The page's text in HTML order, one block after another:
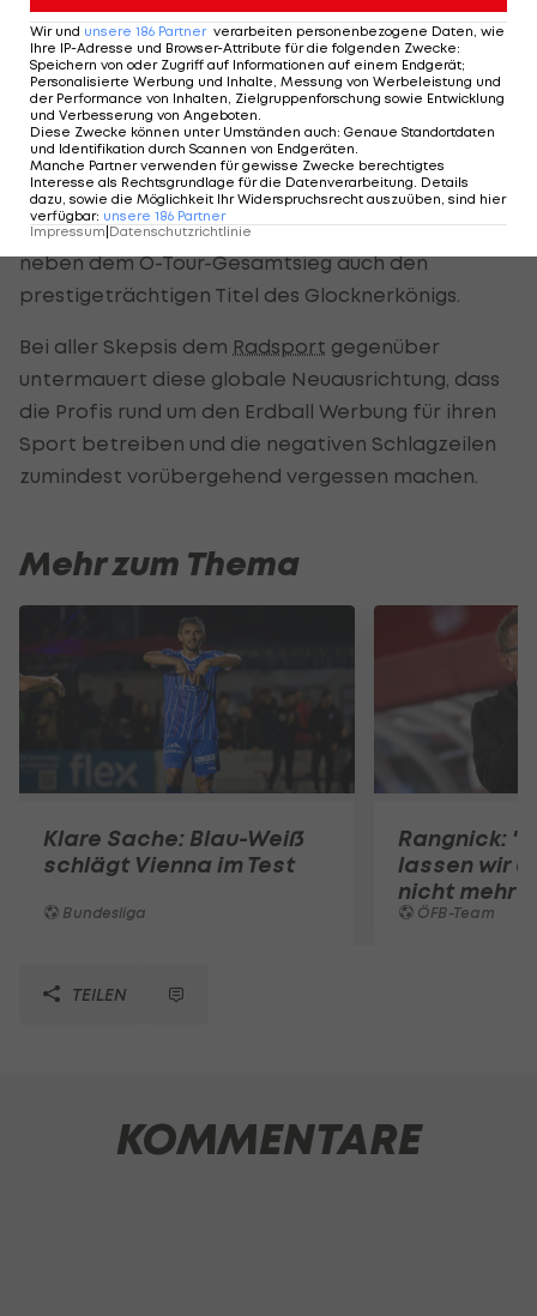
französischen Alpen das berühmte weiße Trikot
mit den roten Punkten. Kessiakoff gewann im
Vorjahr übrigens als erster Schwede die
Österreich-Radrundfahrt.
Dazu passt, dass heuer, bei der 64. Auflage des
heimischen Klassikers, ein Däne die Nachfolge des
32-Jährigen antrat. Jakob Fuglsang sicherte sich
neben dem Ö-Tour-Gesamtsieg auch den
prestigeträchtigen Titel des Glocknerkönigs.
Bei aller Skepsis dem Radsport gegenüber
untermauert diese globale Neuausrichtung, dass
die Profis rund um den Erdball Werbung für ihren
Sport betreiben und die negativen Schlagzeilen
zumindest vorübergehend vergessen machen.
Mehr zum Thema
Klare Sache: Blau-Weiß
schlägt Vienna im Test
Bundesliga
Rangnick:
lassen wir
nicht mehr
ÖFB-Team
TEILEN
KOMMENTARE
Wir und unsere 186 Partner verarbeiten personenbezogene Daten, wie
Ihre IP-Adresse und Browser-Attribute für die folgenden Zwecke:
Speichern von oder Zugriff auf Informationen auf einem Endgerät;
Personalisierte Werbung und Inhalte, Messung von Werbeleistung und
der Performance von Inhalten, Zielgruppenforschung sowie Entwicklung
und Verbesserung von Angeboten
Diese Zwecke können unter Umständen auch: Genaue Standortdaten
und Identifikation durch Scannen von Endgeräten
Manche Partner verwenden für gewisse Zwecke berechtigtes
Interesse als Rechtsgrundlage für die Datenverarbeitung. Details
dazu, sowie die Möglichkeit Ihr Widerspruchsrecht auszuüben, sind hier
verfügbar: unsere 186 Partner
Impressum|Datenschutzrichtlinie